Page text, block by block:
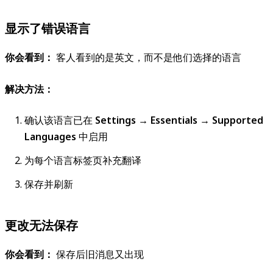
显示了错误语言
你会看到： 客人看到的是英文，而不是他们选择的语言
解决方法：
确认该语言已在 Settings → Essentials → Supported
Languages 中启用
为每个语言标签页补充翻译
保存并刷新
更改无法保存
你会看到： 保存后旧消息又出现